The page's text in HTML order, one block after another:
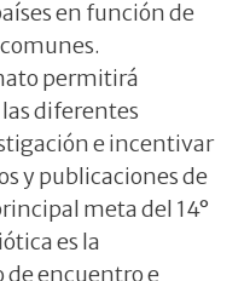
en función de
permitirá
diferentes
e incentivar
y publicaciones de
meta del 14°
es la
de encuentro e